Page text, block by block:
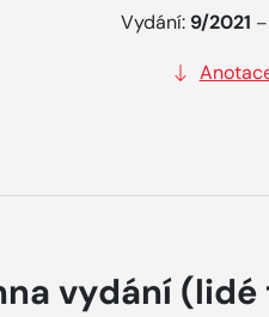
Vydání: 9/2021
vydání (lidé